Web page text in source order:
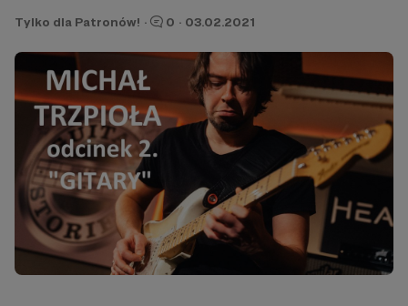
Tylko dla Patronów! · 0 · 03.02.2021